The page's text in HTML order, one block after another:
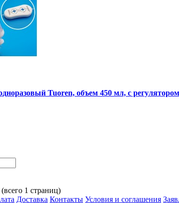
Tuoren, объем 450 мл, с
1 страниц)
Доставка Контакты Условия и соглашения